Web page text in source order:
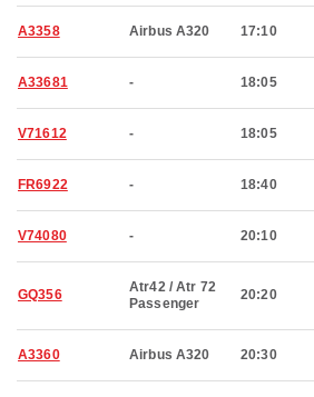
A3358 Airbus A320 17:10
A33681 - 18:05
V71612 - 18:05
FR6922 - 18:40
V74080 - 20:10
GQ356
Atr42 / Atr 72
Passenger
20:20
A3360 Airbus A320 20:30